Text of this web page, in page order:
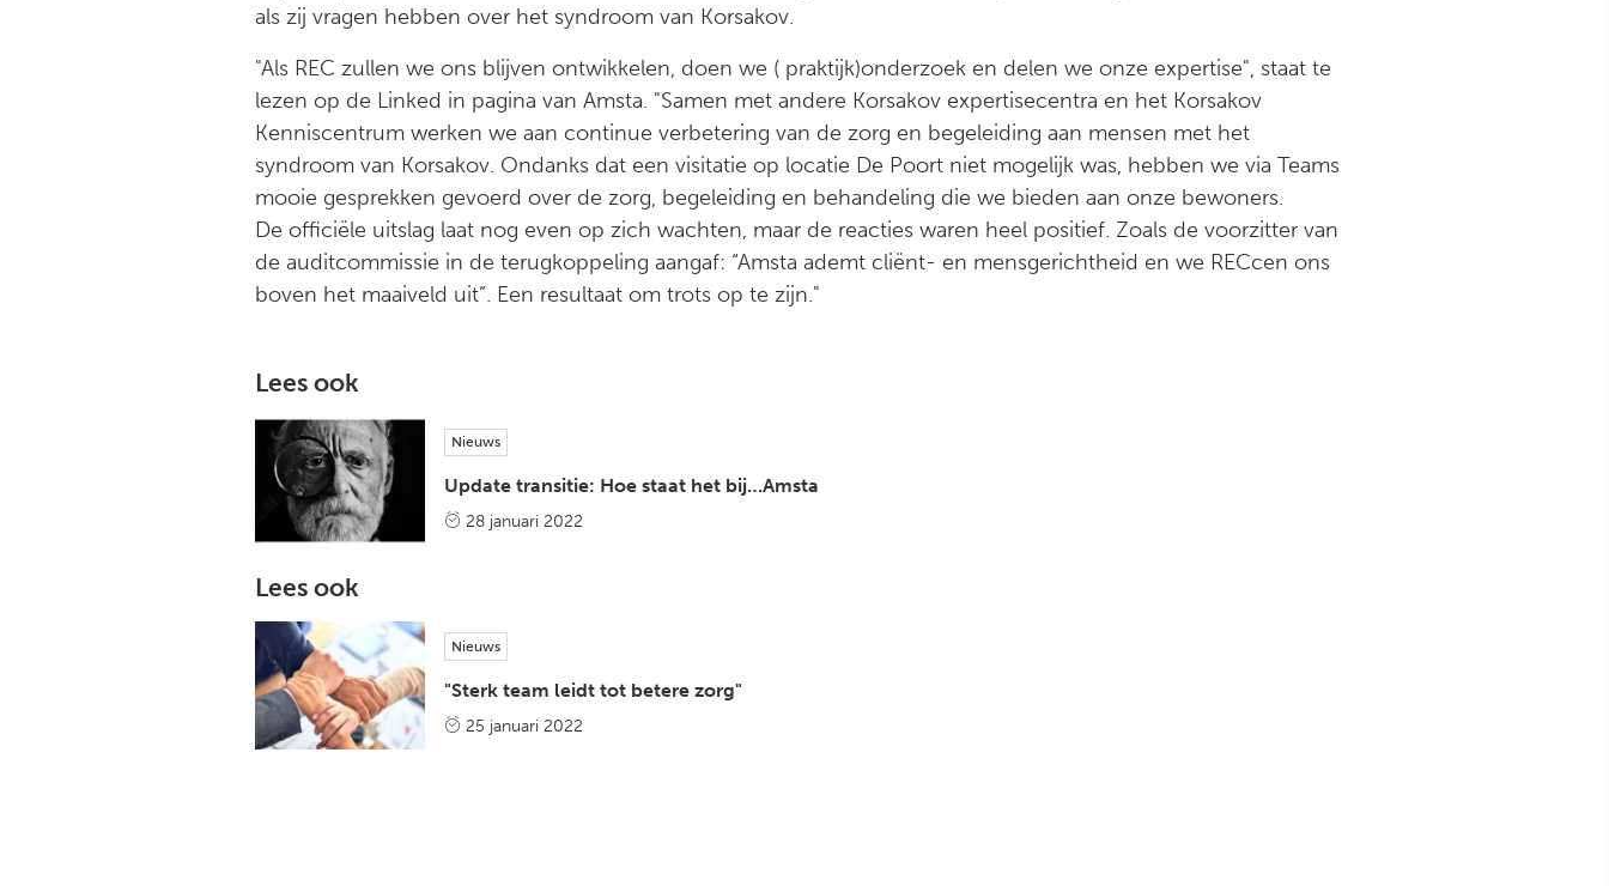
als zij vragen hebben over het syndroom van Korsakov.
"Als REC zullen we ons blijven ontwikkelen, doen we ( praktijk)onderzoek en delen we onze expertise", staat te
lezen op de Linked in pagina van Amsta. "Samen met andere Korsakov expertisecentra en het Korsakov
Kenniscentrum werken we aan continue verbetering van de zorg en begeleiding aan mensen met het
syndroom van Korsakov. Ondanks dat een visitatie op locatie De Poort niet mogelijk was, hebben we via Teams
mooie gesprekken gevoerd over de zorg, begeleiding en behandeling die we bieden aan onze bewoners.
De officiële uitslag laat nog even op zich wachten, maar de reacties waren heel positief. Zoals de voorzitter van
de auditcommissie in de terugkoppeling aangaf: “Amsta ademt cliënt- en mensgerichtheid en we RECcen ons
boven het maaiveld uit”. Een resultaat om trots op te zijn."
Lees ook
Nieuws
Update transitie: Hoe staat het bij…Amsta
28 januari 2022
Lees ook
Nieuws
"Sterk team leidt tot betere zorg"
25 januari 2022